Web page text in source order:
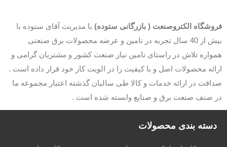
فروشگاه الکتروصنعت ( بازرگانی ستوده) با مدیریت آقای ستوده با
بیش از 40 سال تجربه در تامین و عرضه محصولات برق صنعتی
همواره تلاش در راستای تامین نیاز صنعت کشور و مشتریان گرامی و
ارائه محصولات اصل و با کیفیت را در الویت کار خود قرار داده است .
صداقت در ارائه خدمات و کالا طی سالیان گذشته اعتبار مجموعه ما
در صنف صنعت برق و صنایع وابسته شده است .
دسته بندی محصولات